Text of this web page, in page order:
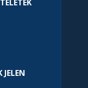
JELEN